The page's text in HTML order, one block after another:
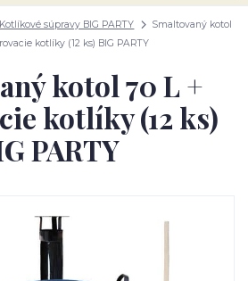
Kotlíkové súpravy BIG PARTY
Smaltovaný kotol
kotlíky (12 ks) BIG PARTY
kotol 70 L +
kotlíky (12 ks)
PARTY